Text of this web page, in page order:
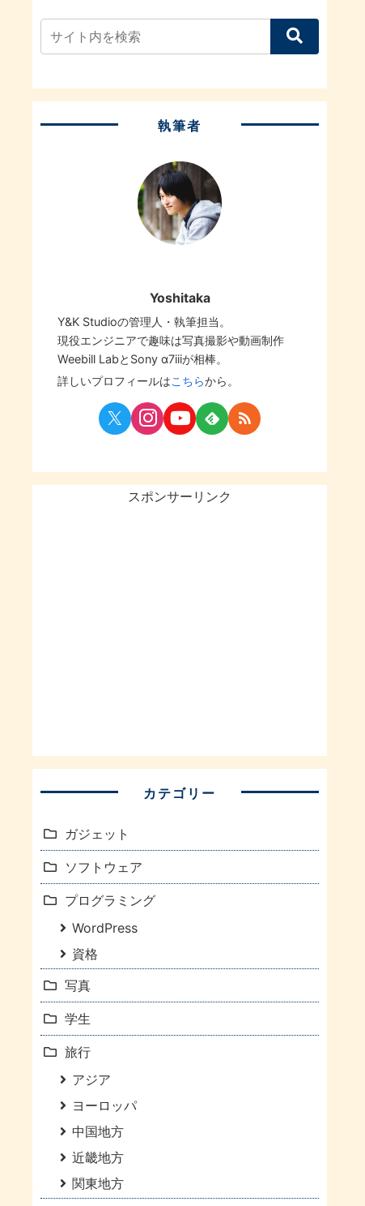
執筆者
Yoshitaka
Y&K Studioの管理人・執筆担当。
現役エンジニアで趣味は写真撮影や動画制作
Weebill LabとSony α7iiiが相棒。
詳しいプロフィールはこちらから。
スポンサーリンク
カテゴリー
ガジェット
ソフトウェア
プログラミング
WordPress
資格
写真
学生
旅行
アジア
ヨーロッパ
中国地方
近畿地方
関東地方